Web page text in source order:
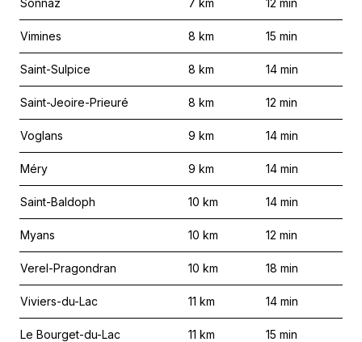
Sonnaz 7 km 12 min
Vimines 8 km 15 min
Saint-Sulpice 8 km 14 min
Saint-Jeoire-Prieuré 8 km 12 min
Voglans 9 km 14 min
Méry 9 km 14 min
Saint-Baldoph 10 km 14 min
Myans 10 km 12 min
Verel-Pragondran 10 km 18 min
Viviers-du-Lac 11 km 14 min
Le Bourget-du-Lac 11 km 15 min